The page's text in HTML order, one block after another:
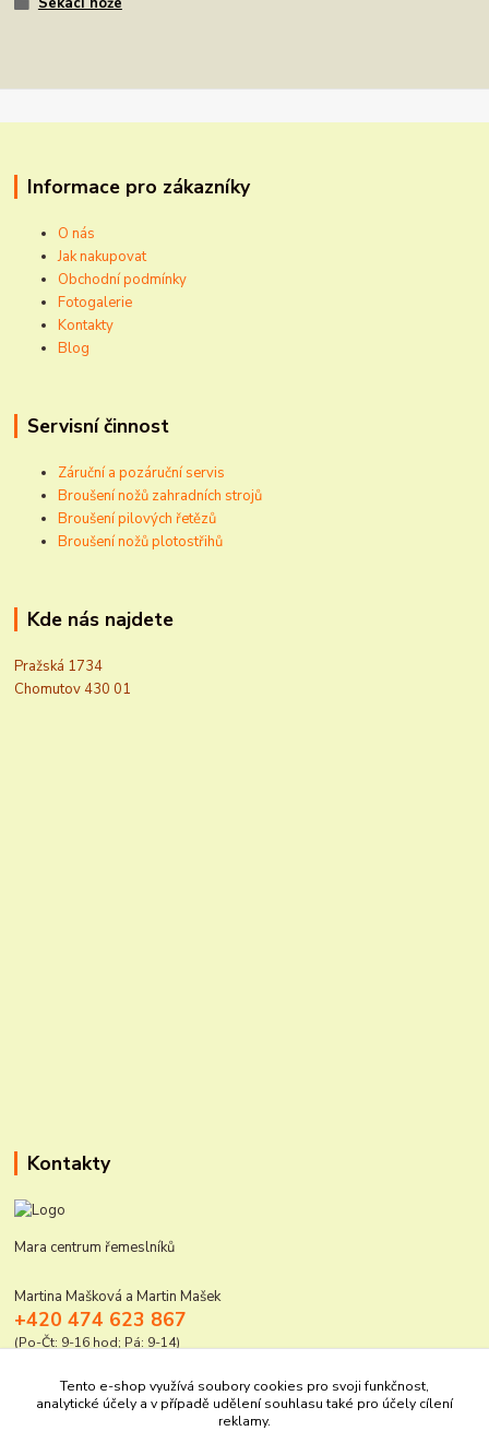
Informace pro zákazníky
O nás
Jak nakupovat
Obchodní podmínky
Fotogalerie
Kontakty
Blog
Servisní činnost
Záruční a pozáruční servis
Broušení nožů zahradních strojů
Broušení pilových řetězů
Broušení nožů plotostřihů
Kde nás najdete
Pražská 1734
Chomutov 430 01
Kontakty
Mara centrum řemeslníků
Martina Mašková a Martin Mašek
+420 474 623 867
(Po-Čt: 9-16 hod; Pá: 9-14)
mara@elektro-naradi.cz
Tento e-shop využívá soubory cookies pro svoji funkčnost,
analytické účely a v případě udělení souhlasu také pro účely cílení
reklamy.